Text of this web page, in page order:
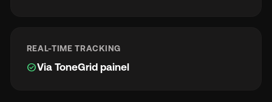
REAL-TIME TRACKING
check_circleVia ToneGrid painel